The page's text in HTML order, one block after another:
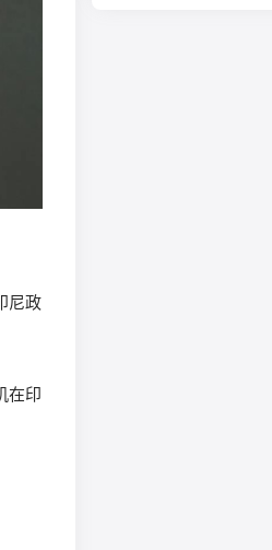
尼政
在印